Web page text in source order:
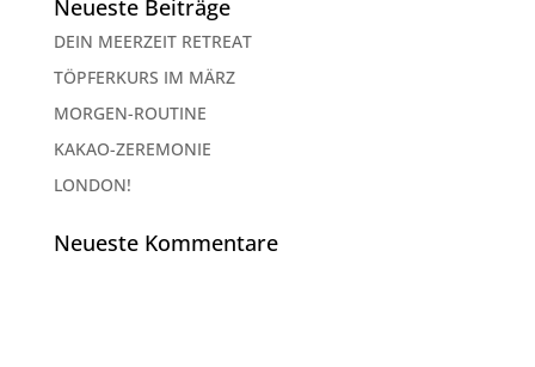
Neueste Beiträge
DEIN MEERZEIT RETREAT
TÖPFERKURS IM MÄRZ
MORGEN-ROUTINE
KAKAO-ZEREMONIE
LONDON!
Neueste Kommentare